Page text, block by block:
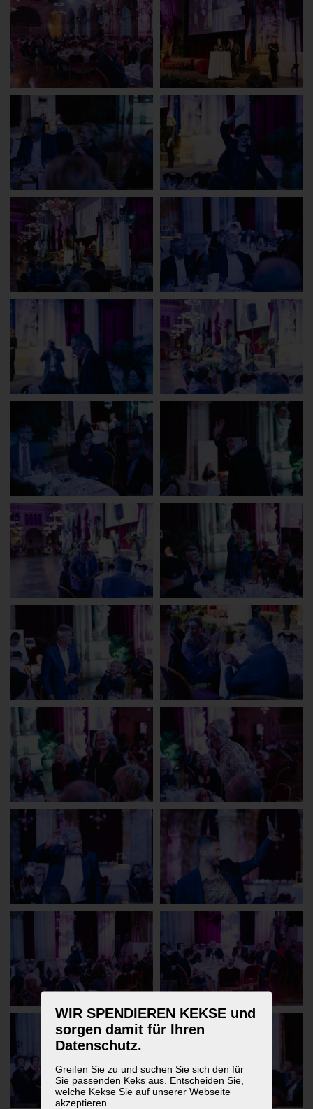
WIR SPENDIEREN KEKSE und
sorgen damit für Ihren
Datenschutz.
Greifen Sie zu und suchen Sie sich den für
Sie passenden Keks aus. Entscheiden Sie,
welche Kekse Sie auf unserer Webseite
akzeptieren.